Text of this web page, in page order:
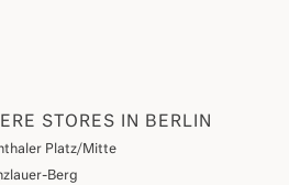
STORES IN BERLIN
Platz/Mitte
Berg